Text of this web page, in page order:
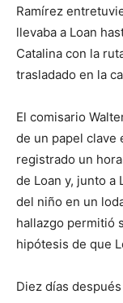
Ramírez
llevaba a Loan
Catalina con la
trasladado en la
El comisario
de un papel clave
registrado un
de Loan y, junto a
del niño en un
hallazgo permitió
hipótesis de que
Diez días